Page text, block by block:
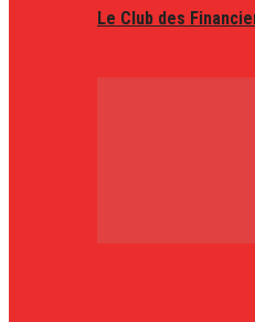
Le Club des